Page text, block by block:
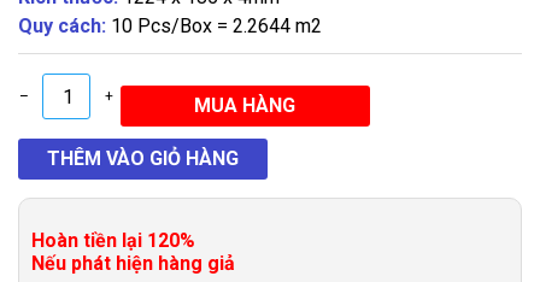
Quy cách: 10 Pcs/Box = 2.2644 m2
– +
Hoàn tiền lại 120%
Nếu phát hiện hàng giả